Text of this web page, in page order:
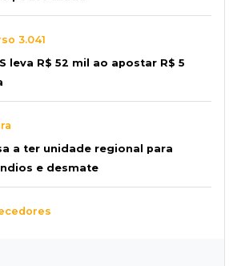
3.041
leva R$ 52 mil ao apostar R$ 5
a ter unidade regional para
e desmate